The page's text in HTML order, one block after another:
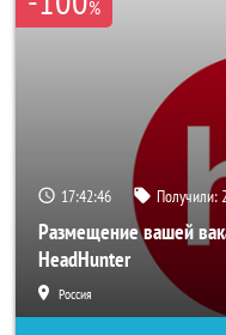
%
17:42:44 Получили:
Размещение вашей
HeadHunter
Россия